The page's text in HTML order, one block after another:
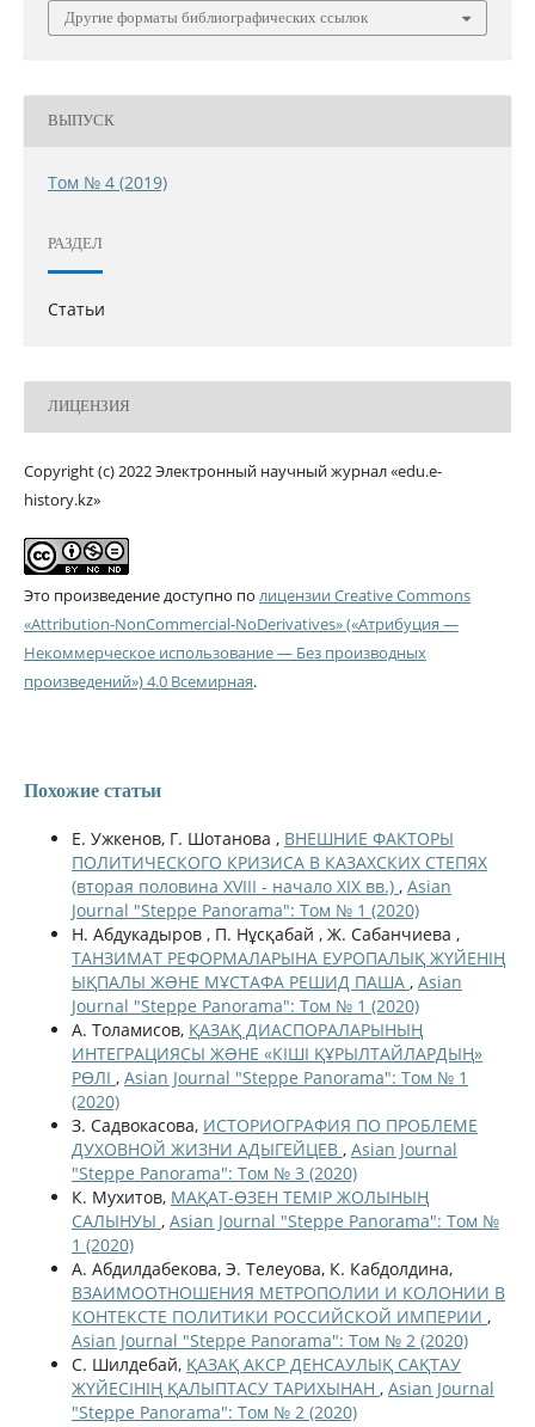
Другие форматы библиографических ссылок
ВЫПУСК
Том № 4 (2019)
РАЗДЕЛ
Статьи
ЛИЦЕНЗИЯ
Copyright (c) 2022 Электронный научный журнал «edu.e-
history.kz»
Это произведение доступно по лицензии Creative Commons
«Attribution-NonCommercial-NoDerivatives» («Атрибуция —
Некоммерческое использование — Без производных
произведений») 4.0 Всемирная.
Похожие статьи
Е. Ужкенов, Г. Шотанова , ВНЕШНИЕ ФАКТОРЫ
ПОЛИТИЧЕСКОГО КРИЗИСА В КАЗАХСКИХ СТЕПЯХ
(вторая половина XVIII - начало XIX вв.) , Asian
Journal "Steppe Panorama": Том № 1 (2020)
Н. Абдукадыров , П. Нұсқабай , Ж. Сабанчиева ,
ТАНЗИМАТ РЕФОРМАЛАРЫНА ЕУРОПАЛЫҚ ЖҮЙЕНІҢ
ЫҚПАЛЫ ЖƏНЕ МҰСТАФА РЕШИД ПАША , Asian
Journal "Steppe Panorama": Том № 1 (2020)
А. Толамисов, ҚАЗАҚ ДИАСПОРАЛАРЫНЫҢ
ИНТЕГРАЦИЯСЫ ЖƏНЕ «КІШІ ҚҰРЫЛТАЙЛАРДЫҢ»
РӨЛІ , Asian Journal "Steppe Panorama": Том № 1
(2020)
З. Садвокасова, ИСТОРИОГРАФИЯ ПО ПРОБЛЕМЕ
ДУХОВНОЙ ЖИЗНИ АДЫГЕЙЦЕВ , Asian Journal
"Steppe Panorama": Том № 3 (2020)
К. Мухитов, МАҚАТ-ӨЗЕН ТЕМІР ЖОЛЫНЫҢ
САЛЫНУЫ , Asian Journal "Steppe Panorama": Том №
1 (2020)
А. Абдилдабекова, Э. Телеуова, К. Кабдолдина,
ВЗАИМООТНОШЕНИЯ МЕТРОПОЛИИ И КОЛОНИИ В
КОНТЕКСТЕ ПОЛИТИКИ РОССИЙСКОЙ ИМПЕРИИ ,
Asian Journal "Steppe Panorama": Том № 2 (2020)
С. Шилдебай, ҚАЗАҚ АКСР ДЕНСАУЛЫҚ САҚТАУ
ЖҮЙЕСІНІҢ ҚАЛЫПТАСУ ТАРИХЫНАН , Asian Journal
"Steppe Panorama": Том № 2 (2020)